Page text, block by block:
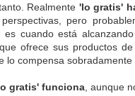
Realmente 'lo gratis'
pero
es cuando está
ofrece sus productos
lo compensa
gratis' funciona , aunque